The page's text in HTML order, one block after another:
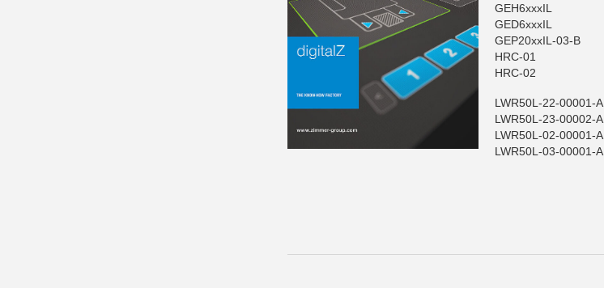
GEH6xxxIL
GED6xxxIL
GEP20xxIL-03-B
HRC-01
HRC-02
LWR50L-22-00001-A
LWR50L-23-00002-A
LWR50L-02-00001-A
LWR50L-03-00001-A